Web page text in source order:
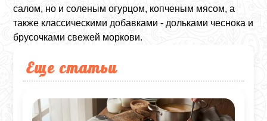
салом, но и соленым огурцом, копченым мясом, а
также классическими добавками - дольками чеснока и
брусочками свежей моркови.
Еще статьи